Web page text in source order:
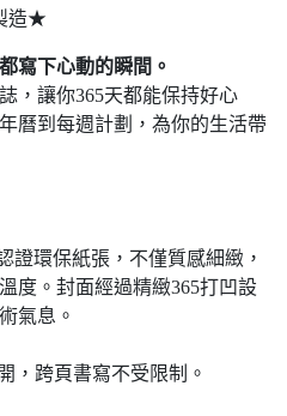
造★
寫下心動的瞬間。
，讓你365天都能保持好心
曆到每週計劃，為你的生活帶
證環保紙張，不僅質感細緻，
度。封面經過精緻365打凹設
氣息。
，跨頁書寫不受限制。